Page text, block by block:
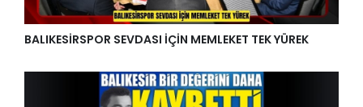
BALIKESİRSPOR SEVDASI İÇİN MEMLEKET TEK YÜREK